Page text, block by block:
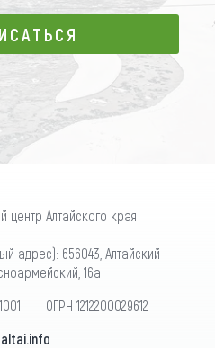
центр Алтайского края
адрес): 656043, Алтайский
16а
ОГРН 1212200029612